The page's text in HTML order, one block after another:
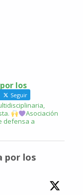
los
Seguir
Asociación
defensa a
por los